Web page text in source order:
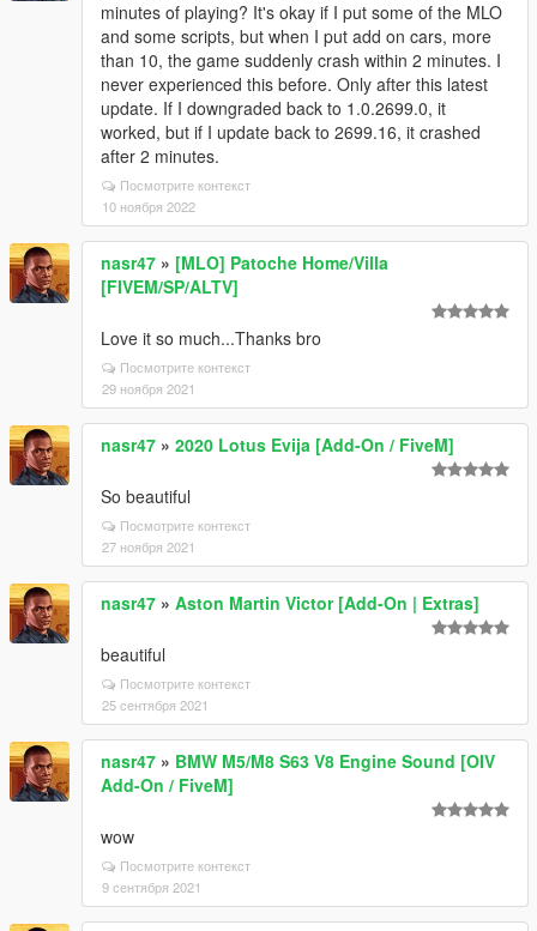
minutes of playing? It's okay if I put some of the MLO
and some scripts, but when I put add on cars, more
than 10, the game suddenly crash within 2 minutes. I
never experienced this before. Only after this latest
update. If I downgraded back to 1.0.2699.0, it
worked, but if I update back to 2699.16, it crashed
after 2 minutes.
Посмотрите контекст
10 ноября 2022
nasr47 » [MLO] Patoche Home/Villa
[FIVEM/SP/ALTV]
Love it so much...Thanks bro
Посмотрите контекст
29 ноября 2021
nasr47 » 2020 Lotus Evija [Add-On / FiveM]
So beautiful
Посмотрите контекст
27 ноября 2021
nasr47 » Aston Martin Victor [Add-On | Extras]
beautiful
Посмотрите контекст
25 сентября 2021
nasr47 » BMW M5/M8 S63 V8 Engine Sound [OIV
Add-On / FiveM]
wow
Посмотрите контекст
9 сентября 2021